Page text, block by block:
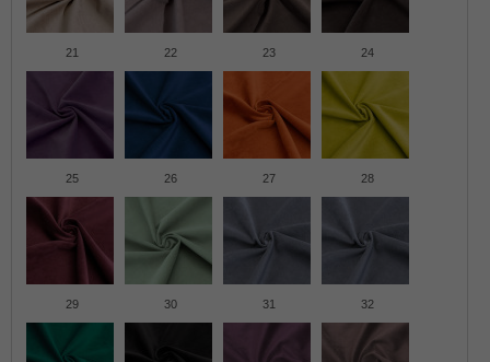
21 22 23 24
25 26 27 28
29 30 31 32